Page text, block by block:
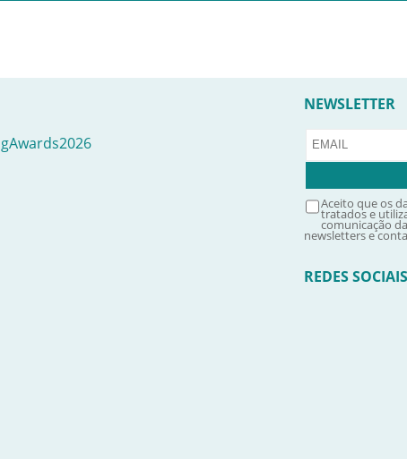
NEWSLETTER
Aceito que os
tratados e
comunicação
newsletters e
REDES SOCIAIS